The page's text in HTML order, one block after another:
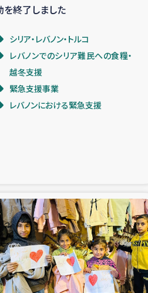
ローブ植林活動
ける緊急支援
隊の活動
興支援
支援事業
を終了しました
シリア・レバノン・トルコ
レバノンでのシリア難民への食糧・
越冬支援
緊急支援事業
レバノンにおける緊急支援